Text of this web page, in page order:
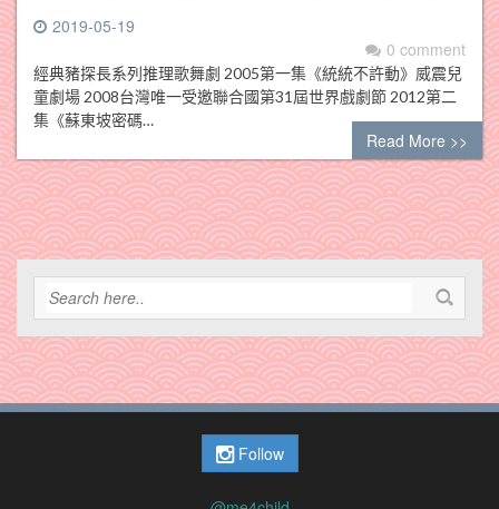
2019-05-19
0 comment
經典豬探長系列推理歌舞劇 2005第一集《統統不許動》威震兒
童劇場 2008台灣唯一受邀聯合國第31屆世界戲劇節 2012第二
集《蘇東坡密碼…
Read More >>
Follow